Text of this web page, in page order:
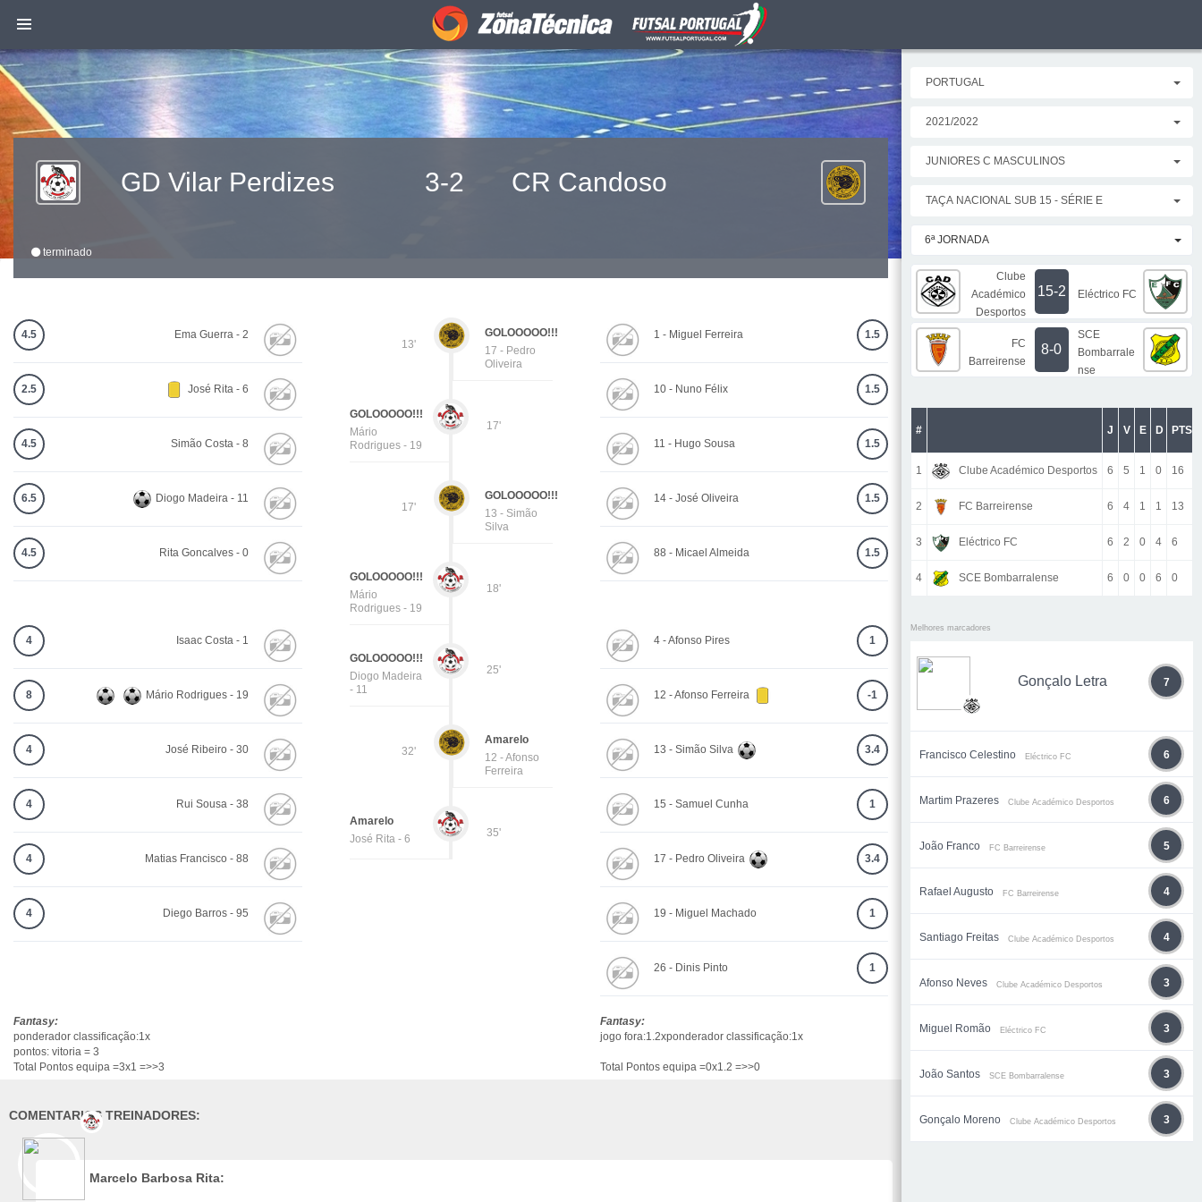
GD Vilar Perdizes 3-2 CR Candoso
terminado
4.5 Ema Guerra - 2
2.5 José Rita - 6
4.5 Simão Costa - 8
6.5 Diogo Madeira - 11
4.5 Rita Goncalves - 0
13'
GOLOOOOO!!!
17 - Pedro
Oliveira
17'
GOLOOOOO!!!
Mário
Rodrigues - 19
17'
GOLOOOOO!!!
13 - Simão
Silva
18'
GOLOOOOO!!!
Mário
Rodrigues - 19
25'
GOLOOOOO!!!
Diogo Madeira
- 11
32'
Amarelo
12 - Afonso
Ferreira
35'
Amarelo
José Rita - 6
1 - Miguel Ferreira 1.5
10 - Nuno Félix 1.5
11 - Hugo Sousa 1.5
14 - José Oliveira 1.5
88 - Micael Almeida 1.5
4 Isaac Costa - 1
8 Mário Rodrigues - 19
4 José Ribeiro - 30
4 Rui Sousa - 38
4 Matias Francisco - 88
4 Diego Barros - 95
4 - Afonso Pires 1
12 - Afonso Ferreira -1
13 - Simão Silva 3.4
15 - Samuel Cunha 1
17 - Pedro Oliveira 3.4
19 - Miguel Machado 1
26 - Dinis Pinto 1
Fantasy:
ponderador classificação:1x
pontos: vitoria = 3
Total Pontos equipa =3x1 =>>3
Fantasy:
jogo fora:1.2xponderador classificação:1x
Total Pontos equipa =0x1.2 =>>0
COMENTARIOS TREINADORES:
Marcelo Barbosa Rita:
PORTUGAL
2021/2022
JUNIORES C MASCULINOS
TAÇA NACIONAL SUB 15 - SÉRIE E
6ª JORNADA
Clube
Académico
Desportos
15-2 Eléctrico FC
FC
Barreirense
8-0
SCE
Bombarrale
nse
# J V E D PTS
1 Clube Académico Desportos 6 5 1 0 16
2 FC Barreirense 6 4 1 1 13
3 Eléctrico FC 6 2 0 4 6
4 SCE Bombarralense 6 0 0 6 0
Melhores marcadores
Gonçalo Letra 7
Francisco Celestino Eléctrico FC 6
Martim Prazeres Clube Académico Desportos 6
João Franco FC Barreirense 5
Rafael Augusto FC Barreirense 4
Santiago Freitas Clube Académico Desportos 4
Afonso Neves Clube Académico Desportos 3
Miguel Romão Eléctrico FC 3
João Santos SCE Bombarralense 3
Gonçalo Moreno Clube Académico Desportos 3